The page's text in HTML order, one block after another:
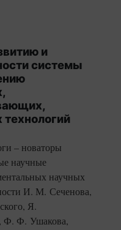
и
системы
– новаторы
научные
научных
И. М. Сеченова,
Я.
Ф. Ф. Ушакова,